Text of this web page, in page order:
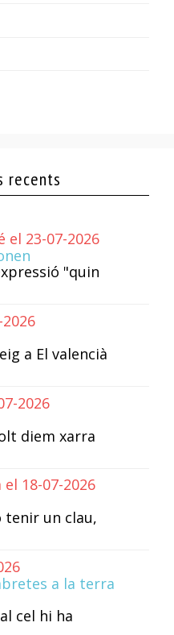
recents
el 23-07-2026
"quin
a El valencià
2026
diem xarra
18-07-2026
tenir un clau,
a la terra
cel hi ha